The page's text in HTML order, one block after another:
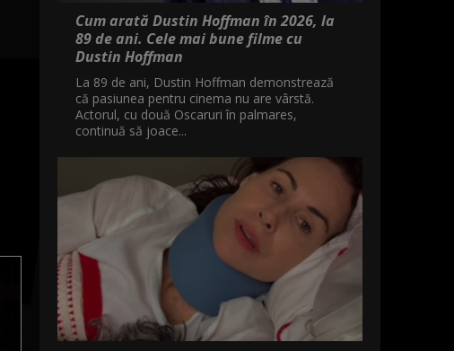
Cum arată Dustin Hoffman în 2026, la
89 de ani. Cele mai bune filme cu
Dustin Hoffman
La 89 de ani, Dustin Hoffman demonstrează
că pasiunea pentru cinema nu are vârstă.
Actorul, cu două Oscaruri în palmares,
continuă să joace...